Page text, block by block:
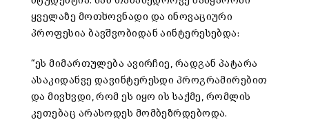
ყველაზე მოთხოვნადი და ინოვაციური
პროფესია ბავშვობიდან აინტერესებდა:
“ეს მიმართულება ავირჩიე, რადგან პატარა
ასაკიდანვე დავინტერესდი პროგრამირებით
და მივხვდი, რომ ეს იყო ის საქმე, რომლის
კეთებაც არასოდეს მომბეზრდებოდა.